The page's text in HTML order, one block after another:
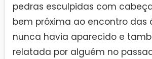
pedras esculpidas com
bem próxima ao encontro das
nunca havia aparecido e
relatada por alguém no